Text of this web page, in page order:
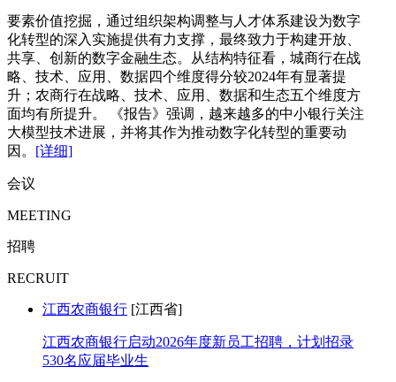
要素价值挖掘，通过组织架构调整与人才体系建设为数字
化转型的深入实施提供有力支撑，最终致力于构建开放、
共享、创新的数字金融生态。从结构特征看，城商行在战
略、技术、应用、数据四个维度得分较2024年有显著提
升；农商行在战略、技术、应用、数据和生态五个维度方
面均有所提升。 《报告》强调，越来越多的中小银行关注
大模型技术进展，并将其作为推动数字化转型的重要动
因。 [详细]
会议
MEETING
招聘
RECRUIT
江西农商银行 [江西省]
江西农商银行启动2026年度新员工招聘，计划招录
530名应届毕业生